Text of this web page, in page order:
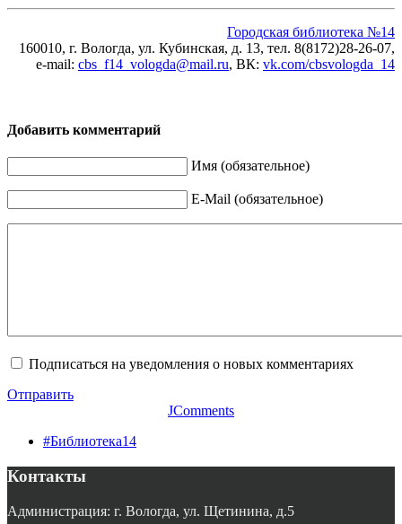
Городская библиотека №14
160010, г. Вологда, ул. Кубинская, д. 13, тел. 8(8172)28-26-07,
e-mail: cbs_f14_vologda@mail.ru, ВК: vk.com/cbsvologda_14
Добавить комментарий
Имя (обязательное)
E-Mail (обязательное)
Подписаться на уведомления о новых комментариях
Отправить
JComments
#Библиотека14
Контакты
Администрация: г. Вологда, ул. Щетинина, д.5